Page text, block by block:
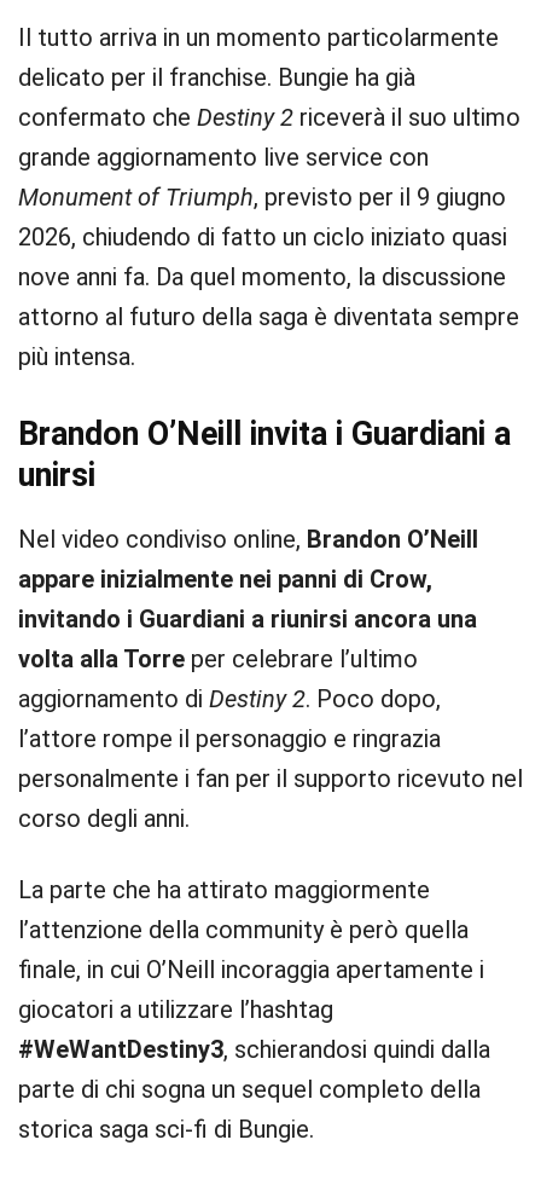
Il tutto arriva in un momento particolarmente
delicato per il franchise. Bungie ha già
confermato che Destiny 2 riceverà il suo ultimo
grande aggiornamento live service con
Monument of Triumph, previsto per il 9 giugno
2026, chiudendo di fatto un ciclo iniziato quasi
nove anni fa. Da quel momento, la discussione
attorno al futuro della saga è diventata sempre
più intensa.
Brandon O’Neill invita i Guardiani a
unirsi
Nel video condiviso online, Brandon O’Neill
appare inizialmente nei panni di Crow,
invitando i Guardiani a riunirsi ancora una
volta alla Torre per celebrare l’ultimo
aggiornamento di Destiny 2. Poco dopo,
l’attore rompe il personaggio e ringrazia
personalmente i fan per il supporto ricevuto nel
corso degli anni.
La parte che ha attirato maggiormente
l’attenzione della community è però quella
finale, in cui O’Neill incoraggia apertamente i
giocatori a utilizzare l’hashtag
#WeWantDestiny3, schierandosi quindi dalla
parte di chi sogna un sequel completo della
storica saga sci-fi di Bungie.